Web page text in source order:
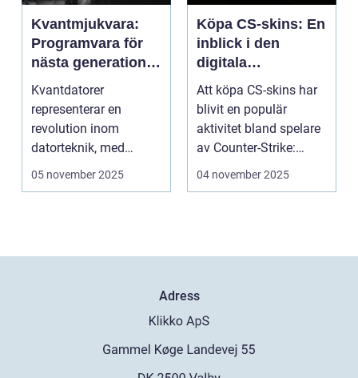
Kvantmjukvara:
Programvara för
nästa generations
datorer
Kvantdatorer
representerar en
revolution inom
datorteknik, med
kapacitet att lösa
05 november 2025
Köpa CS-skins: En
inblick i den
digitala
handelsvärlden
Att köpa CS-skins har
blivit en populär
aktivitet bland spelare
av Counter-Strike:
Global ...
04 november 2025
Adress